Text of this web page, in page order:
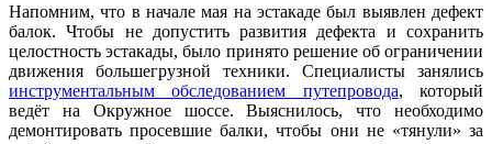
Напомним, что в начале мая на эстакаде был выявлен дефект
балок. Чтобы не допустить развития дефекта и сохранить
целостность эстакады, было принято решение об ограничении
движения большегрузной техники. Специалисты занялись
инструментальным обследованием путепровода, который
ведёт на Окружное шоссе. Выяснилось, что необходимо
демонтировать просевшие балки, чтобы они не «тянули» за